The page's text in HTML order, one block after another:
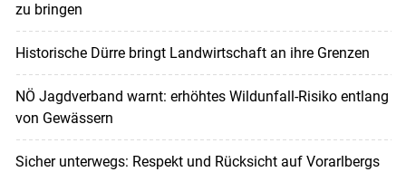
zu bringen
Historische Dürre bringt Landwirtschaft an ihre Grenzen
NÖ Jagdverband warnt: erhöhtes Wildunfall-Risiko entlang
von Gewässern
Sicher unterwegs: Respekt und Rücksicht auf Vorarlbergs